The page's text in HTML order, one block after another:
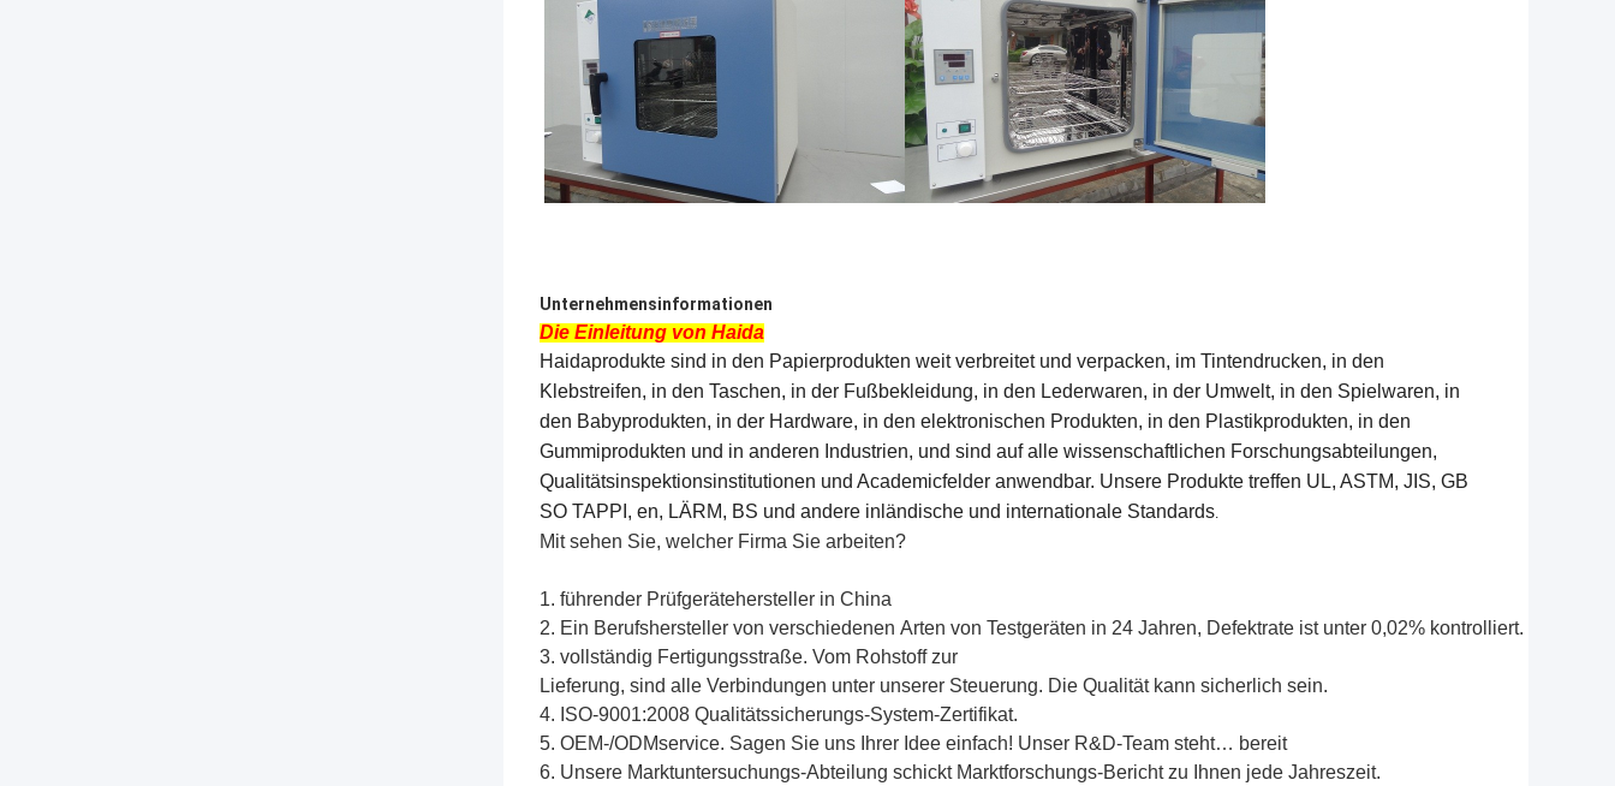
Unternehmensinformationen
Die Einleitung von Haida
Haidaprodukte sind in den Papierprodukten weit verbreitet und verpacken, im Tintendrucken, in den
Klebstreifen, in den Taschen, in der Fußbekleidung, in den Lederwaren, in der Umwelt, in den Spielwaren, in
den Babyprodukten, in der Hardware, in den elektronischen Produkten, in den Plastikprodukten, in den
Gummiprodukten und in anderen Industrien, und sind auf alle wissenschaftlichen Forschungsabteilungen,
Qualitätsinspektionsinstitutionen und Academicfelder anwendbar. Unsere Produkte treffen UL, ASTM, JIS, GB
SO TAPPI, en, LÄRM, BS und andere inländische und internationale Standards.
Mit sehen Sie, welcher Firma Sie arbeiten?
1. führender Prüfgerätehersteller in China
2. Ein Berufshersteller von verschiedenen Arten von Testgeräten in 24 Jahren, Defektrate ist unter 0,02% kontrolliert.
3. vollständig Fertigungsstraße. Vom Rohstoff zur
Lieferung, sind alle Verbindungen unter unserer Steuerung. Die Qualität kann sicherlich sein.
4. ISO-9001:2008 Qualitätssicherungs-System-Zertifikat.
5. OEM-/ODMservice. Sagen Sie uns Ihrer Idee einfach! Unser R&D-Team steht… bereit
6. Unsere Marktuntersuchungs-Abteilung schickt Marktforschungs-Bericht zu Ihnen jede Jahreszeit.